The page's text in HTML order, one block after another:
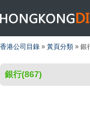
HONGKONGDIR
香港公司目錄 » 黃頁分類 » 銀
銀行(867)